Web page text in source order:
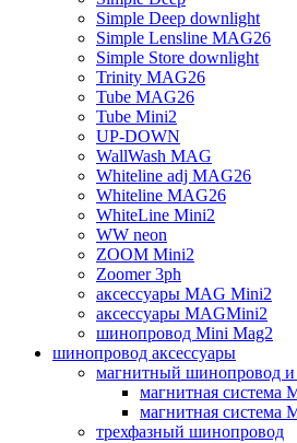
Simple Deep downlight
Simple Lensline MAG26
Simple Store downlight
Trinity MAG26
Tube MAG26
Tube Mini2
UP-DOWN
WallWash MAG
Whiteline adj MAG26
Whiteline MAG26
WhiteLine Mini2
WW neon
ZOOM Mini2
Zoomer 3ph
аксессуары MAG Mini2
аксессуары MAGMini2
шинопровод Mini Mag2
шинопровод аксессуары
магнитный шинопровод и
магнитная система
магнитная система
трехфазный шинопровод